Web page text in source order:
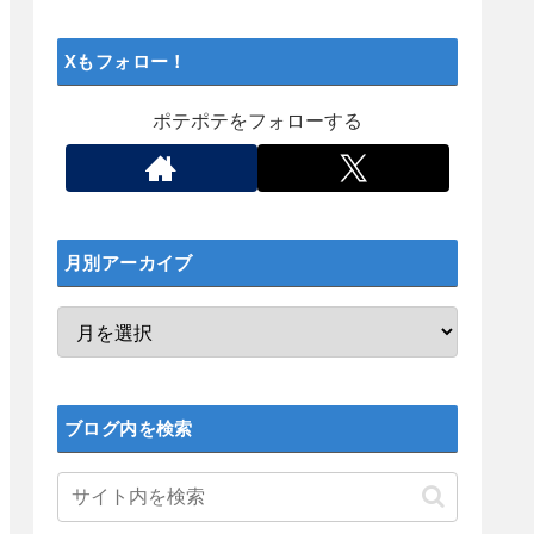
Xもフォロー！
ポテポテをフォローする
月別アーカイブ
ブログ内を検索